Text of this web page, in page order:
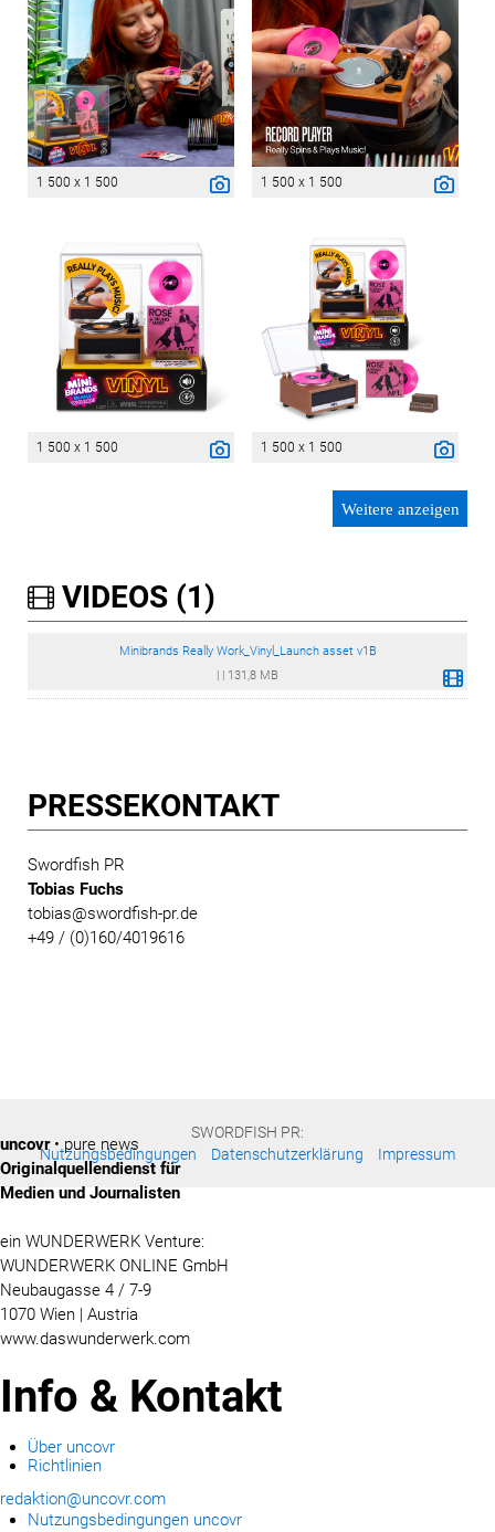
1 500 x 1 500 1 500 x 1 500
1 500 x 1 500 1 500 x 1 500
Weitere anzeigen
VIDEOS (1)
Minibrands Really Work_Vinyl_Launch asset v1B
131,8 MB
PRESSE­KONTAKT
Swordfish PR
Tobias Fuchs
tobias@swordfish-pr.de
+49 / (0)160/4019616
SWORDFISH PR:
Nutzungsbedingungen
Datenschutzerklärung Impressum
uncovr• pure news
Originalquellendienst für
Medien und Journalisten
ein WUNDERWERK Venture:
WUNDERWERK ONLINE GmbH
Neubaugasse 4 / 7-9
1070 Wien | Austria
www.daswunderwerk.com
Info & Kontakt
Über uncovr
Richtlinien
redaktion@uncovr.com
Nutzungsbedingungen uncovr